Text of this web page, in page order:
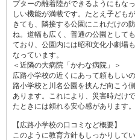
プターの離着陸ができるようにもな
しい機能が満載です。たとえ子ども
きても、隣接する公園にこれだけの
ね。道幅も広く、普通の公園として
ており、公園内には昭和文化小劇場
なっています。
＜近隣の大病院「かわな病院」＞
広路小学校の近くにあって頼もしい
路小学校と川名公園を挟んだ向こう
あります。これにより、災害時だけ
たときには頼れる安心感があります。
【広路小学校の口コミなど概要】
このように教育方針もしっかりして